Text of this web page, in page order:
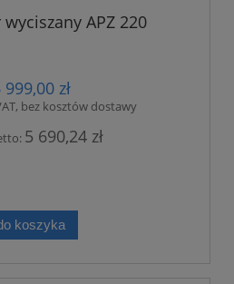
APZ 220
999,00 zł
bez kosztów dostawy
5 690,24 zł
koszyka